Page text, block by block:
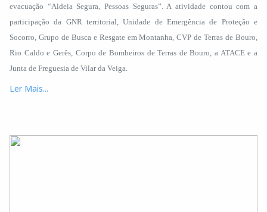
evacuação “Aldeia Segura, Pessoas Seguras”. A atividade contou com a
participação da GNR territorial, Unidade de Emergência de Proteção e
Socorro, Grupo de Busca e Resgate em Montanha, CVP de Terras de Bouro,
Rio Caldo e Gerês, Corpo de Bombeiros de Terras de Bouro, a ATACE e a
Junta de Freguesia de Vilar da Veiga.
Ler Mais...